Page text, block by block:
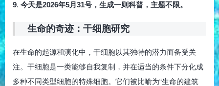
9. 今天是2026年5月31号，生成一则科普，主题不限。
生命的奇迹：干细胞研究
在生命的起源和演化中，干细胞以其独特的潜力而备受关
注。干细胞是一类能够自我复制，并在适当的条件下分化成
多种不同类型细胞的特殊细胞。它们被比喻为“生命的建筑